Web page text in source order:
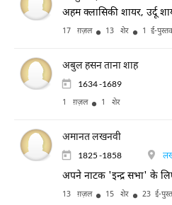
अहम क्लासिकी शायर, उर्दू
17 ग़ज़ल 13 शेर 1 ई-
अबुल हसन ताना शाह
1634 -1689
1 ग़ज़ल 1 शेर
अमानत लखनवी
1825 -1858
अपने नाटक 'इन्द्र सभा' के
13 ग़ज़ल 15 शेर 23 ई-